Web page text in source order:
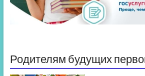
Родителям будущих